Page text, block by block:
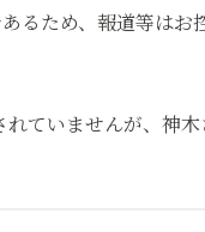
あるため、報道等は
ていませんが、神